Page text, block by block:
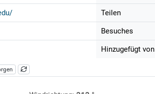
Teilen
Besuches
Hinzugefügt von